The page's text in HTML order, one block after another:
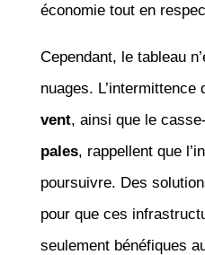
économie tout en
Cependant, le tableau
nuages. L’intermittence
vent, ainsi que le
pales, rappellent que
poursuivre. Des
pour que ces
seulement bénéfiques